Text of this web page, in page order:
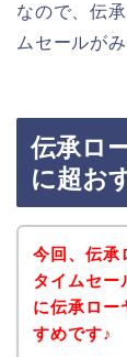
なので、伝
ムセールが
伝承ロ
に超お
今回、伝承
タイムセー
に伝承ロー
すめです♪